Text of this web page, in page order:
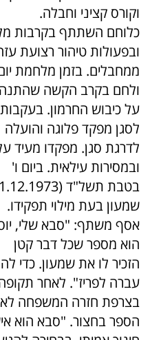
וקורס קציני וחבלה.
כלוחם השתתף בקרבות
ובפעולות טיהור רצועת
ממחבלים. בזמן מלחמת
ולחם בקרב הקשה
על כיבוש החרמון.
לסגן מפקד פלוגה והועלה
לדרגת סגן. מפקדו מעיד
ובמסירות עילאית. ביום ו'
שמעון בעת מילוי תפקידו.
אסף משתף: "סבא שלי,
הוא מספר שכל דבר קטן
הזכיר לו את שמעון.
עברה לפריז". לאחר
בצרפת חזרה המשפחה
הספר בחצור. "סבא הוא